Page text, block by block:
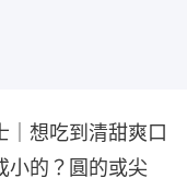
｜想吃到清甜爽口
小的？圓的或尖